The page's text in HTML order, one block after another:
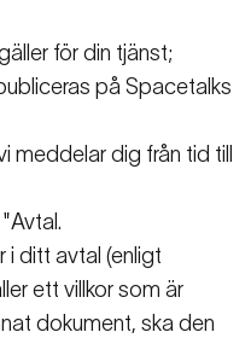
för din tjänst;
på Spacetalks
meddelar dig från tid till
.
ditt avtal (enligt
ett villkor som är
dokument, ska den